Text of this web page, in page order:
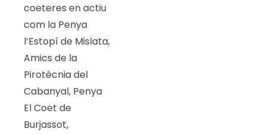
coeteres en actiu
com la Penya
l’Estopí de Mislata,
Amics de la
Pirotècnia del
Cabanyal, Penya
El Coet de
Burjassot,